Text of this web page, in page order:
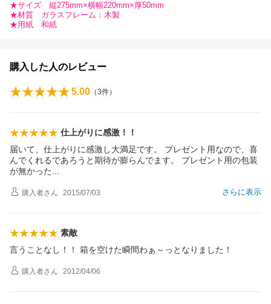
★サイズ 縦275mm×横幅220mm×厚50mm
★材質 ガラスフレーム：木製
★用紙 和紙
購入した人のレビュー
5.00 （3件）
仕上がりに感激！！
届いて、仕上がりに感激し大満足です。 プレゼント用なので、喜
んでくれるであろうと期待が膨らんでます。 プレゼント用の包装
が無かった
さらに表示
購入者さん 2015/07/03
素敵
言うことなし！！ 箱を空けた瞬間わぁ～っとなりました！
購入者さん 2012/04/06